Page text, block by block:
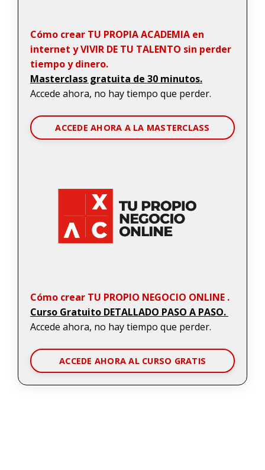
Cómo crear TU PROPIA ACADEMIA en
internet y VIVIR DE TU TALENTO sin perder
tiempo y dinero.
Masterclass gratuita de 30 minutos.
Accede ahora, no hay tiempo que perder.
ACCEDE AHORA A LA MASTERCLASS
Cómo crear TU PROPIO NEGOCIO ONLINE .
Curso Gratuito DETALLADO PASO A PASO.
Accede ahora, no hay tiempo que perder.
ACCEDE AHORA AL CURSO GRATIS